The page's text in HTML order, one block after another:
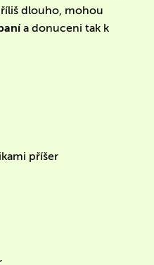
dlouho, mohou
a donuceni tak k
příšer